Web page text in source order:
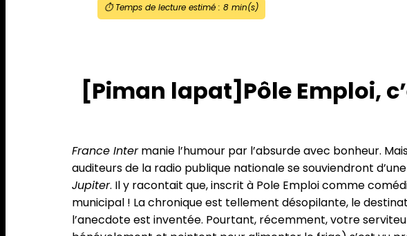
⏱️ Temps de lecture estimé : 8min(s)
[Piman lapat]Pôle Emploi,
France Intermanie l’humour par l’absurde avec bonheur.
auditeurs de la radio publique nationale se souviendront
Jupiter. Il y racontait que, inscrit à Pole Emploi comme
municipal ! La chronique est tellement désopilante, le
l’anecdote est inventée. Pourtant, récemment, votre